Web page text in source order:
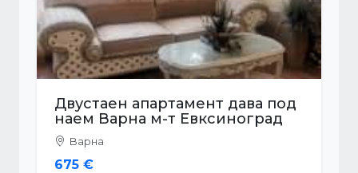
Двустаен апартамент дава под
наем Варна м-т Евксиноград
Варна
675 €